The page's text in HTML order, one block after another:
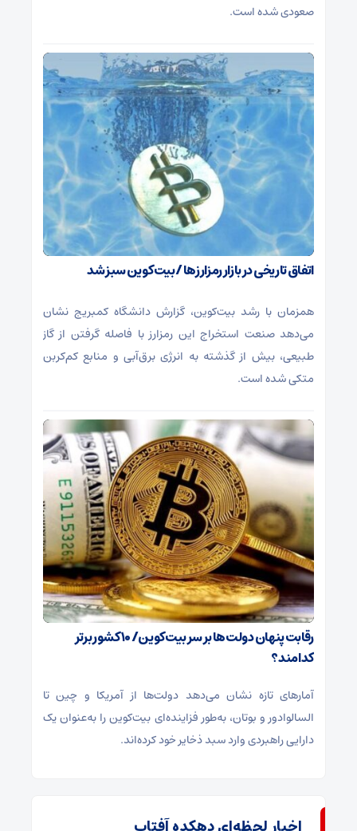
صعودی شده است.
اتفاق تاریخی در بازار رمزارزها / بیت‌کوین سبز شد
همزمان با رشد بیت‌کوین، گزارش دانشگاه کمبریج نشان
می‌دهد صنعت استخراج این رمزارز با فاصله گرفتن از گاز
طبیعی، بیش از گذشته به انرژی برق‌آبی و منابع کم‌کربن
متکی شده است.
رقابت پنهان دولت‌ها بر سر بیت‌کوین/ ۱۰ کشور برتر
کدامند؟
آمارهای تازه نشان می‌دهد دولت‌ها از آمریکا و چین تا
السالوادور و بوتان، به‌طور فزاینده‌ای بیت‌کوین را به‌عنوان یک
دارایی راهبردی وارد سبد ذخایر خود کرده‌اند.